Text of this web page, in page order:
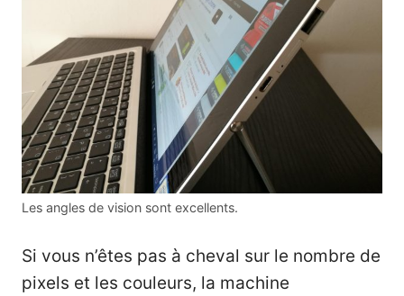
Les angles de vision sont excellents.
Si vous n’êtes pas à cheval sur le nombre de
pixels et les couleurs, la machine